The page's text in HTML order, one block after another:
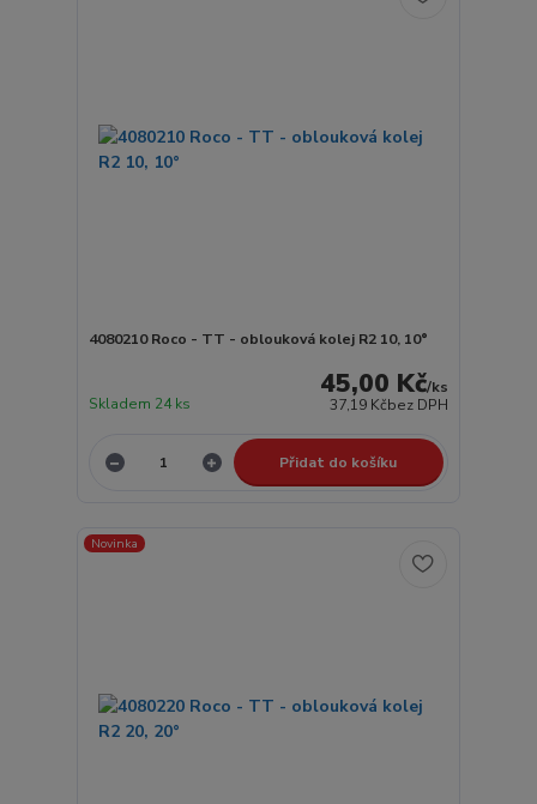
4080210 Roco - TT - oblouková kolej R2 10, 10°
45,00 Kč/ks
37,19 Kčbez DPH
Skladem 24 ks
Přidat do košíku
Novinka